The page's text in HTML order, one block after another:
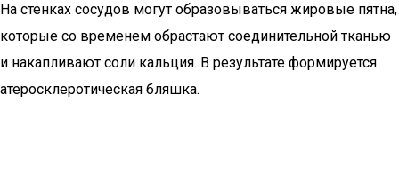
На стенках сосудов могут образовываться жировые пятна,
которые со временем обрастают соединительной тканью
и накапливают соли кальция. В результате формируется
атеросклеротическая бляшка.